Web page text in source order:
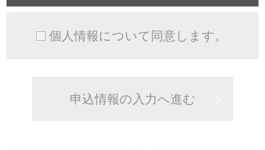
個人情報について同意します。